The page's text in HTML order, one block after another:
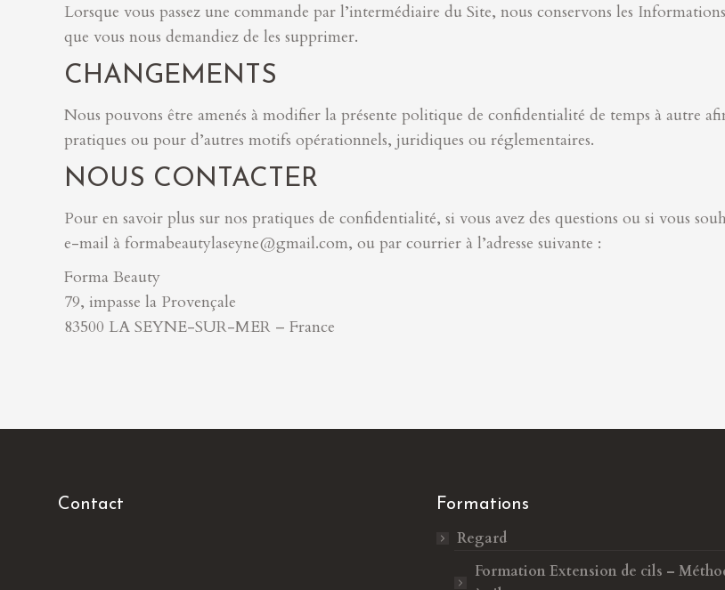
Lorsque vous passez une commande par l’intermédiaire du Site, nous conservons les
que vous nous demandiez de les supprimer.
CHANGEMENTS
Nous pouvons être amenés à modifier la présente politique de confidentialité de temps à autre
pratiques ou pour d’autres motifs opérationnels, juridiques ou réglementaires.
NOUS CONTACTER
Pour en savoir plus sur nos pratiques de confidentialité, si vous avez des questions ou si vous
e-mail à formabeautylaseyne@gmail.com, ou par courrier à l’adresse suivante :
Forma Beauty
79, impasse la Provençale
83500 LA SEYNE-SUR-MER – France
Contact Formations
Regard
Formation Extension de cils –